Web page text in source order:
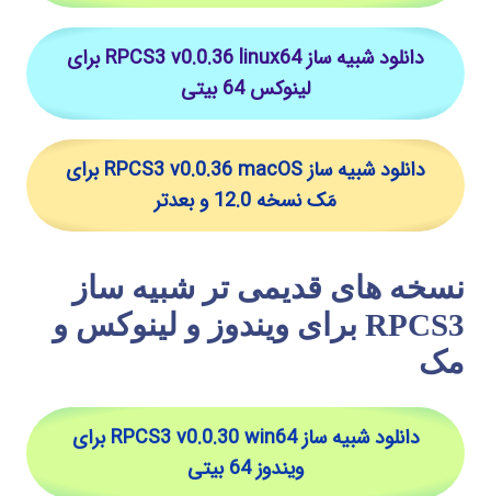
دانلود شبیه ساز RPCS3 v0.0.36 linux64 برای
لینوکس 64 بیتی
دانلود شبیه ساز RPCS3 v0.0.36 macOS برای
مَک نسخه 12.0 و بعدتر
نسخه های قدیمی تر شبیه ساز
RPCS3 برای ویندوز و لینوکس و
مک
دانلود شبیه ساز RPCS3 v0.0.30 win64 برای
ویندوز 64 بیتی